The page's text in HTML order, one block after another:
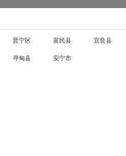
晋宁区 富民县 宜良县
寻甸县 安宁市